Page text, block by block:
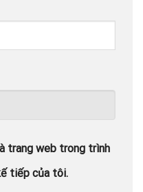
trang web trong trình
tiếp của tôi.